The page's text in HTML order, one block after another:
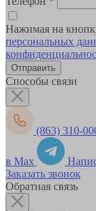
Нажимая на
персональных
Способы связи
(863) 310-
в Max
Заказать звонок
Обратная связь